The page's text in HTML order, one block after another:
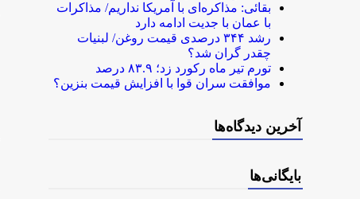
بقائی: مذاکره‌ای با آمریکا نداریم/ مذاکرات
با عمان با جدیت ادامه دارد
رشد ۳۴۴ درصدی قیمت روغن/ لبنیات
چقدر گران شد؟
تورم تیر ماه رکورد زد؛ ۸۳.۹ درصد
موافقت سران قوا با افزایش قیمت بنزین؟
آخرین دیدگاه‌ها
بایگانی‌ها